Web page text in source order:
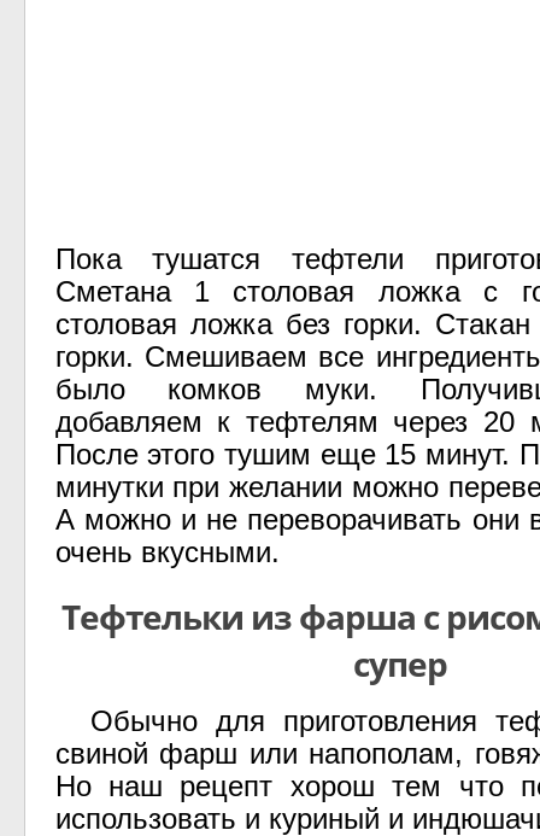
Пока тушатся тефтели
Сметана 1 столовая ложка с
столовая ложка без горки.
горки. Смешиваем все
было комков муки.
добавляем к тефтелям через 20
После этого тушим еще 15 минут.
минутки при желании можно
А можно и не переворачивать они
очень вкусными.
Тефтельки из фарша с
супер
Обычно для приготовления
свиной фарш или напополам,
Но наш рецепт хорош тем что
использовать и куриный и